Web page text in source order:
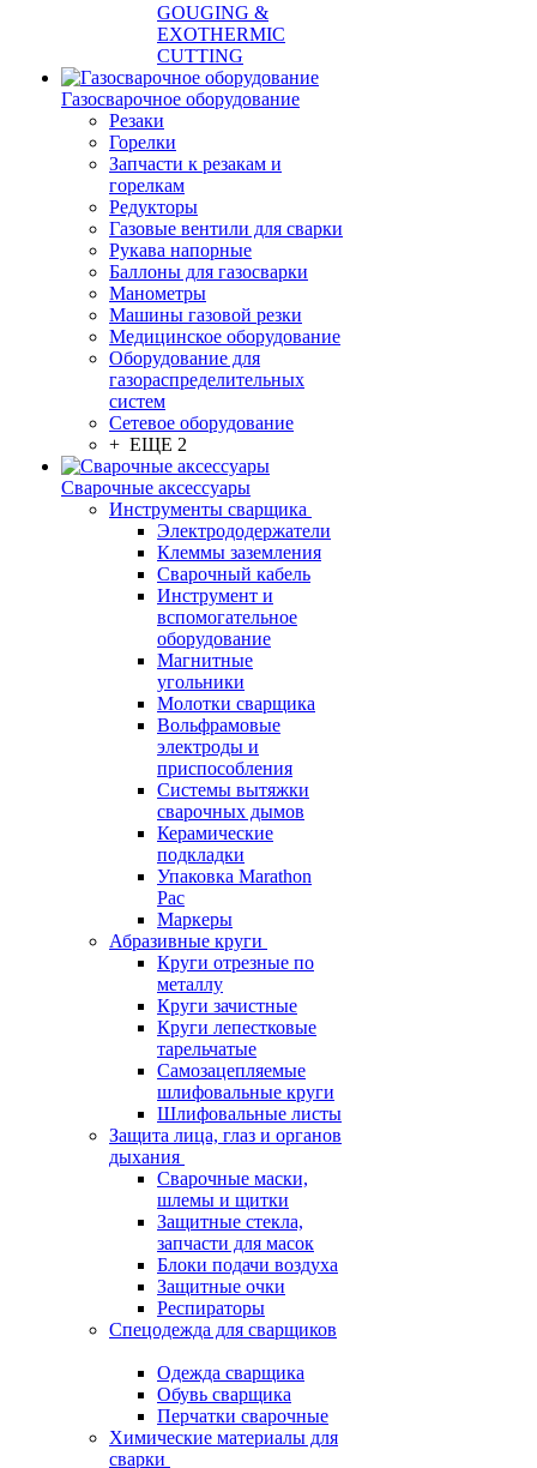
GOUGING &
EXOTHERMIC
CUTTING
Газосварочное оборудование
Резаки
Горелки
Запчасти к резакам и
горелкам
Редукторы
Газовые вентили для сварки
Рукава напорные
Баллоны для газосварки
Манометры
Машины газовой резки
Медицинское оборудование
Оборудование для
газораспределительных
систем
Сетевое оборудование
+ ЕЩЕ 2
Сварочные аксессуары
Инструменты сварщика
Электрододержатели
Клеммы заземления
Сварочный кабель
Инструмент и
вспомогательное
оборудование
Магнитные
угольники
Молотки сварщика
Вольфрамовые
электроды и
приспособления
Системы вытяжки
сварочных дымов
Керамические
подкладки
Упаковка Marathon
Pac
Маркеры
Абразивные круги
Круги отрезные по
металлу
Круги зачистные
Круги лепестковые
тарельчатые
Самозацепляемые
шлифовальные круги
Шлифовальные листы
Защита лица, глаз и органов
дыхания
Сварочные маски,
шлемы и щитки
Защитные стекла,
запчасти для масок
Блоки подачи воздуха
Защитные очки
Респираторы
Спецодежда для сварщиков
Одежда сварщика
Обувь сварщика
Перчатки сварочные
Химические материалы для
сварки